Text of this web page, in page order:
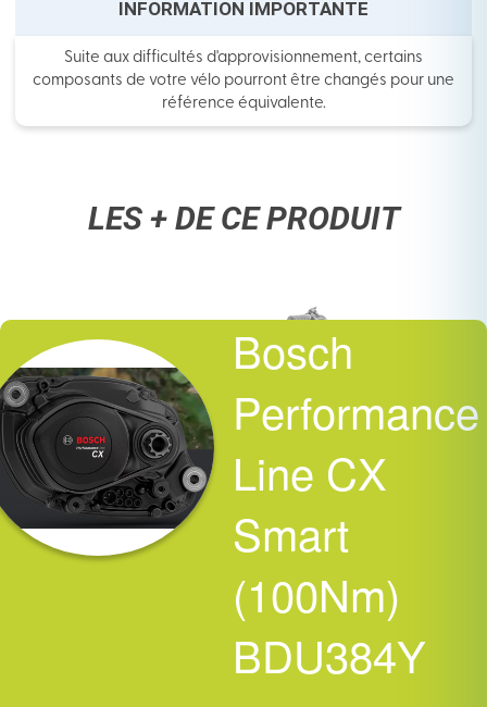
INFORMATION IMPORTANTE
Suite aux difficultés d'approvisionnement, certains
composants de votre vélo pourront être changés pour une
référence équivalente.
LES + DE CE PRODUIT
Bosch
Performance
Line CX
Smart
(100Nm)
BDU384Y